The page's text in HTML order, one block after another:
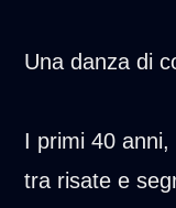
Una danza di
I primi 40
tra risate e